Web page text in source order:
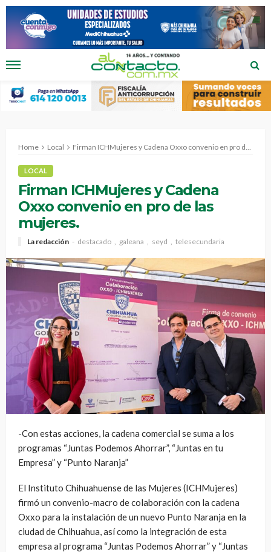
Home Local Firman ICHMujeres y Cadena Oxxo convenio en pro de las mujeres.
LOCAL
Firman ICHMujeres y Cadena
Oxxo convenio en pro de las
mujeres.
La redacción destacado galeana seyd telesecundaria
-Con estas acciones, la cadena comercial se suma a los
programas “Juntas Podemos Ahorrar”, “Juntas en tu
Empresa” y “Punto Naranja”
El Instituto Chihuahuense de las Mujeres (ICHMujeres)
firmó un convenio-macro de colaboración con la cadena
Oxxo para la instalación de un nuevo Punto Naranja en la
ciudad de Chihuahua, así como la integración de esta
empresa al programa “Juntas Podemos Ahorrar” y “Juntas